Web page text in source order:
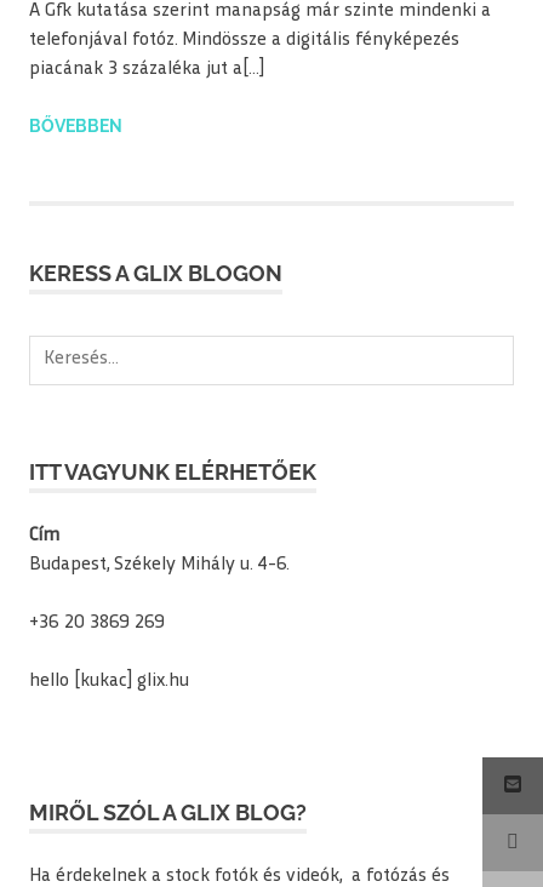
A Gfk kutatása szerint manapság már szinte mindenki a
telefonjával fotóz. Mindössze a digitális fényképezés
piacának 3 százaléka jut a[…]
BŐVEBBEN
KERESS A GLIX BLOGON
Keresés:
ITT VAGYUNK ELÉRHETŐEK
Cím
Budapest, Székely Mihály u. 4-6.
+36 20 3869 269
hello [kukac] glix.hu
MIRŐL SZÓL A GLIX BLOG?
Ha érdekelnek a stock fotók és videók, a fotózás és